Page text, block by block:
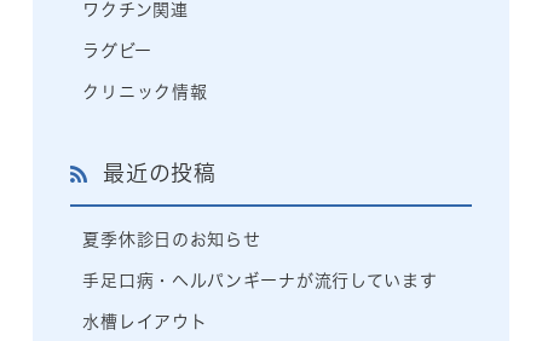
ワクチン関連
ラグビー
クリニック情報
最近の投稿
夏季休診日のお知らせ
手足口病・ヘルパンギーナが流行しています
水槽レイアウト